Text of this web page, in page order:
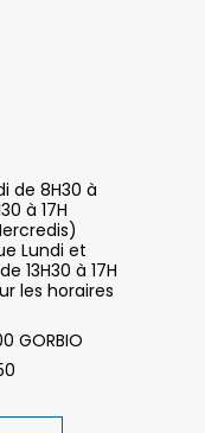
de 8H30 à
à 17H
Lundi et
13H30 à 17H
les horaires
GORBIO